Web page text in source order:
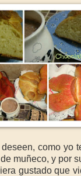
como yo
muñeco, y por
gustado que